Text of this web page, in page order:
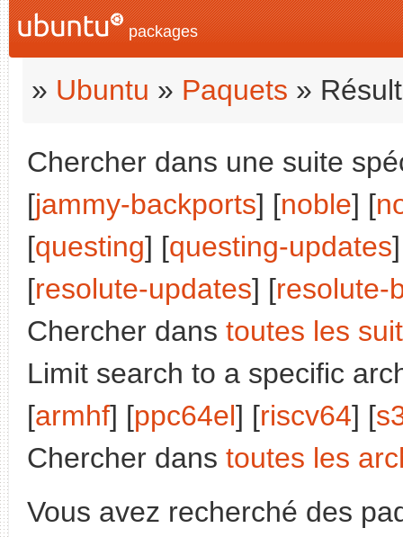
packages
» Ubuntu » Paquets »
Chercher dans une suite
[jammy-backports] [noble] [
[questing] [questing-updates
[resolute-updates] [resolute-
Chercher dans toutes les
Limit search to a specific
[armhf] [ppc64el] [riscv64] [
Chercher dans toutes les
Vous avez recherché des